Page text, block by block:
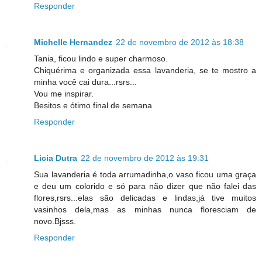
Responder
Michelle Hernandez 22 de novembro de 2012 às 18:38
Tania, ficou lindo e super charmoso.
Chiquérima e organizada essa lavanderia, se te mostro a
minha você cai dura...rsrs...
Vou me inspirar.
Besitos e ótimo final de semana
Responder
Licia Dutra 22 de novembro de 2012 às 19:31
Sua lavanderia é toda arrumadinha,o vaso ficou uma graça
e deu um colorido e só para não dizer que não falei das
flores,rsrs...elas são delicadas e lindas,já tive muitos
vasinhos dela,mas as minhas nunca floresciam de
novo.Bjsss.
Responder